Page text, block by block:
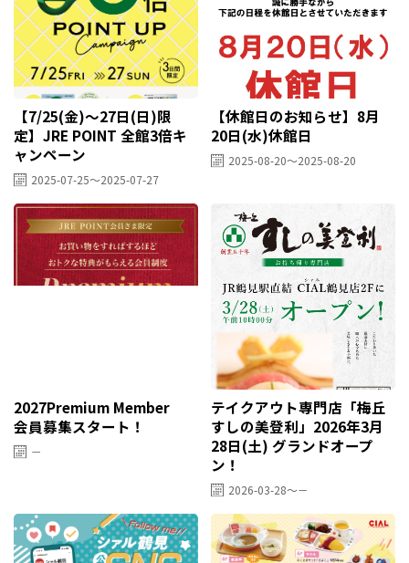
【7/25(金)～27日(日)限
定】JRE POINT 全館3倍キ
ャンペーン
2025-07-25～2025-07-27
【休館日のお知らせ】8月
20日(水)休館日
2025-08-20～2025-08-20
2027Premium Member
会員募集スタート！
－
テイクアウト専門店「梅丘
すしの美登利」2026年3月
28日(土) グランドオープ
ン！
2026-03-28～－